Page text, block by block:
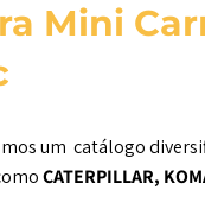
Mini
um catálogo
CATERPILLAR,